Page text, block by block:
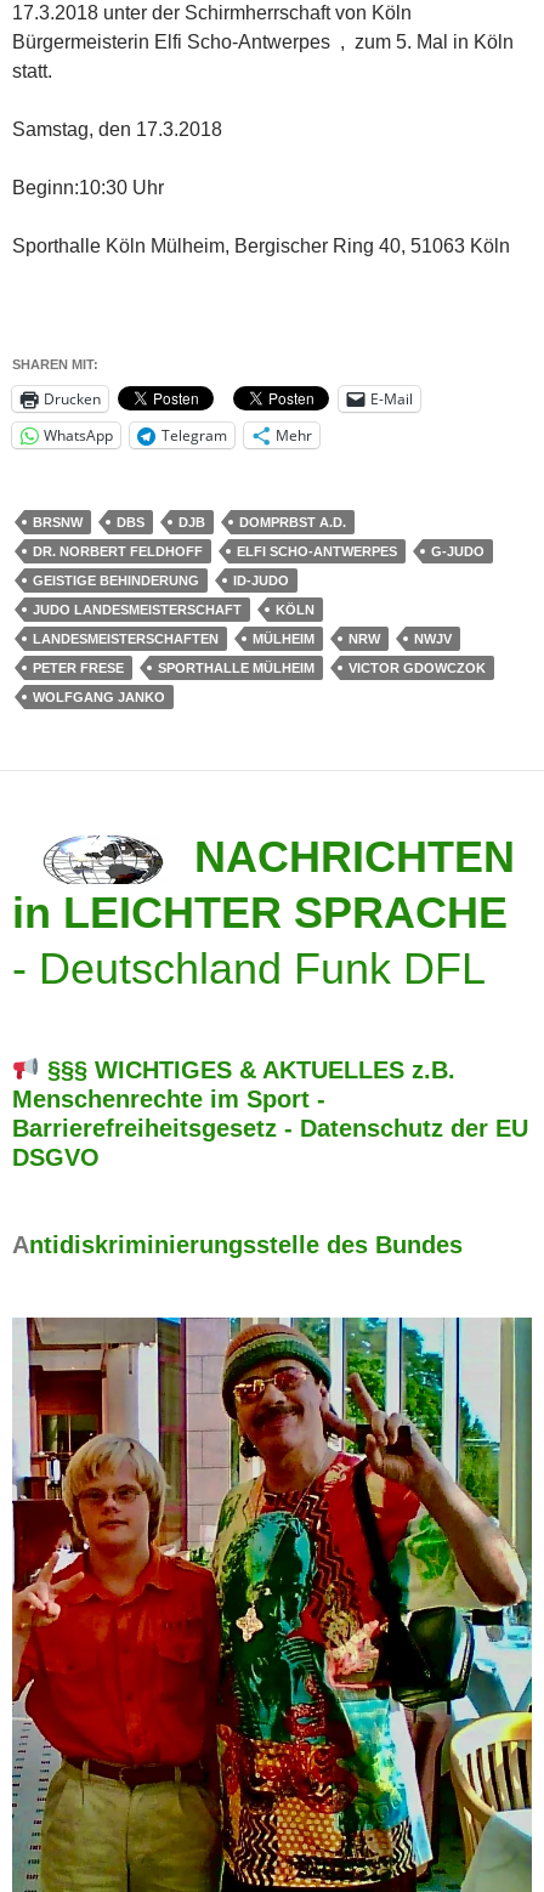
17.3.2018 unter der Schirmherrschaft von Köln
Bürgermeisterin Elfi Scho-Antwerpes , zum 5. Mal in Köln
statt.
Samstag, den 17.3.2018
Beginn:10:30 Uhr
Sporthalle Köln Mülheim, Bergischer Ring 40, 51063 Köln
SHAREN MIT:
Drucken
E-Mail
WhatsApp
Telegram Mehr
BRSNW DBS DJB
DOMPRBST A.D.
DR. NORBERT FELDHOFF
ELFI SCHO-ANTWERPES
G-JUDO
GEISTIGE BEHINDERUNG
ID-JUDO
JUDO LANDESMEISTERSCHAFT
KÖLN
LANDESMEISTERSCHAFTEN
MÜLHEIM NRW
NWJV
PETER FRESE
SPORTHALLE MÜLHEIM
VICTOR GDOWCZOK
WOLFGANG JANKO
NACHRICHTEN
in LEICHTER SPRACHE
- Deutschland Funk DFL
§§§ WICHTIGES & AKTUELLES z.B.
Menschenrechte im Sport -
Barrierefreiheitsgesetz - Datenschutz der EU
DSGVO
Antidiskriminierungsstelle des Bundes